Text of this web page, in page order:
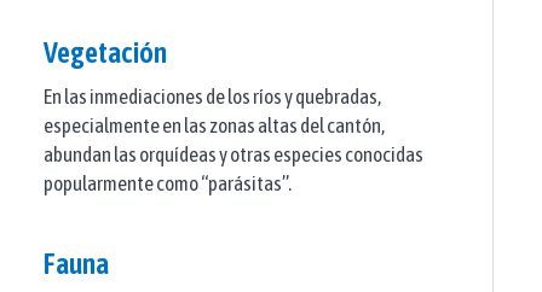
Vegetación
En las inmediaciones de los ríos y quebradas,
especialmente en las zonas altas del cantón,
abundan las orquídeas y otras especies conocidas
popularmente como “parásitas”.
Fauna